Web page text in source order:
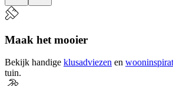
Maak het mooier
Bekijk handige klusadviezen en
tuin.